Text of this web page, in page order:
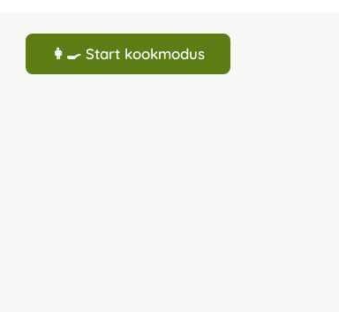
👩‍🍳 Start kookmodus